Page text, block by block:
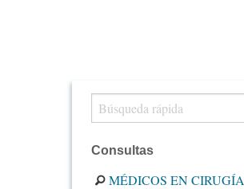
Consultas
MÉDICOS EN CIRUGÍA